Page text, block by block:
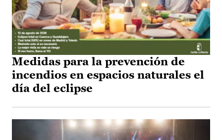
Medidas para la prevención de
incendios en espacios naturales el
día del eclipse